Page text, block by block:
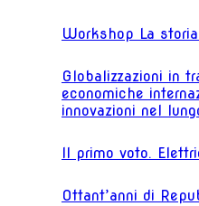
Workshop La
Globalizzazioni in
economiche
innovazioni nel
Il primo voto.
Ottant’anni di